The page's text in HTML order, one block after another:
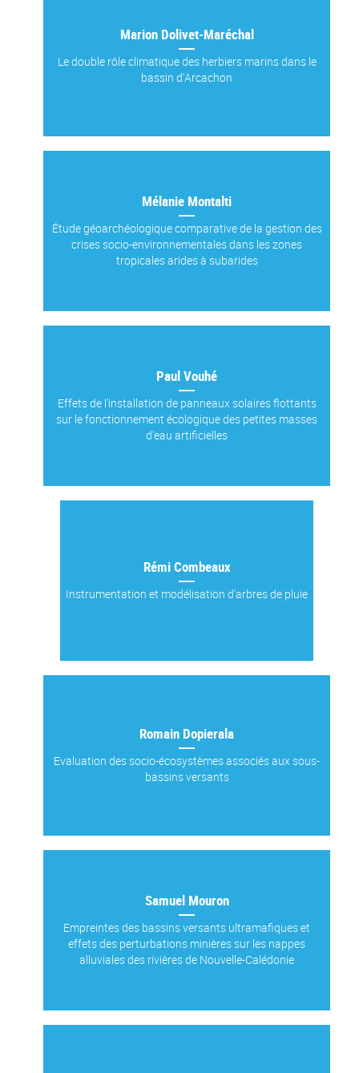
Marion Dolivet-Maréchal
Le double rôle climatique des herbiers marins dans le
bassin d'Arcachon
Mélanie Montalti
Étude géoarchéologique comparative de la gestion des
crises socio-environnementales dans les zones
tropicales arides à subarides
Paul Vouhé
Effets de l'installation de panneaux solaires flottants
sur le fonctionnement écologique des petites masses
d'eau artificielles
Rémi Combeaux
Instrumentation et modélisation d'arbres de pluie
Romain Dopierala
Evaluation des socio-écosystèmes associés aux sous-
bassins versants
Samuel Mouron
Empreintes des bassins versants ultramafiques et
effets des perturbations minières sur les nappes
alluviales des rivières de Nouvelle-Calédonie